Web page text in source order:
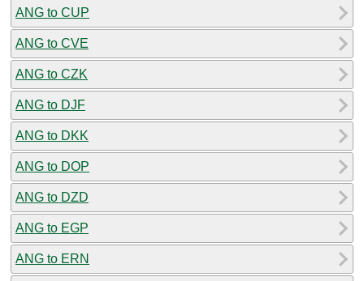
ANG to CUP
ANG to CVE
ANG to CZK
ANG to DJF
ANG to DKK
ANG to DOP
ANG to DZD
ANG to EGP
ANG to ERN